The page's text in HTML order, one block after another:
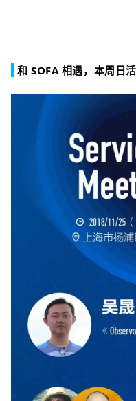
和 SOFA 相遇，本周日